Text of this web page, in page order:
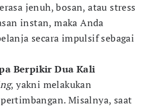
jenuh, bosan, atau stress
instan, maka Anda
secara impulsif sebagai
Berpikir Dua Kali
, yakni melakukan
Misalnya, saat